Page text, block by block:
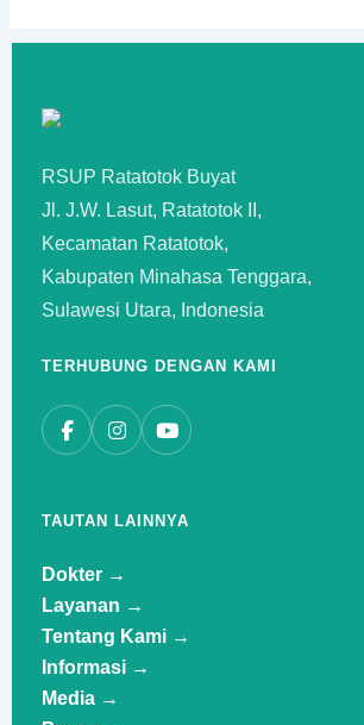
RSUP Ratatotok Buyat
Jl. J.W. Lasut, Ratatotok II,
Kecamatan Ratatotok,
Kabupaten Minahasa Tenggara,
Sulawesi Utara, Indonesia
TERHUBUNG DENGAN KAMI
TAUTAN LAINNYA
Dokter →
Layanan →
Tentang Kami →
Informasi →
Media →